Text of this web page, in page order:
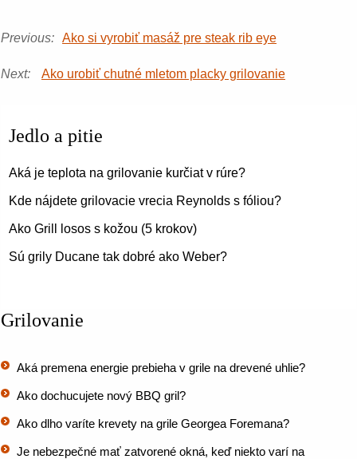
Previous: Ako si vyrobiť masáž pre steak rib eye
Next: Ako urobiť chutné mletom placky grilovanie
Jedlo a pitie
Aká je teplota na grilovanie kurčiat v rúre?
Kde nájdete grilovacie vrecia Reynolds s fóliou?
Ako Grill losos s kožou (5 krokov)
Sú grily Ducane tak dobré ako Weber?
Grilovanie
Aká premena energie prebieha v grile na drevené uhlie?
Ako dochucujete nový BBQ gril?
Ako dlho varíte krevety na grile Georgea Foremana?
Je nebezpečné mať zatvorené okná, keď niekto varí na